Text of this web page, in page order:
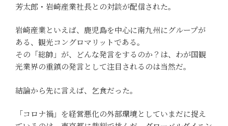
芳太郎・岩崎産業社長との対談が配信された。
岩崎産業といえば、鹿児島を中心に南九州にグループが
ある、観光コングロマリットである。
その「総帥」が、どんな発言をするのか？は、わが国観
光業界の重鎮の発言として注目されるのは当然だ。
結論から先に言えば、乞食だった。
「コロナ禍」を経営悪化の外部環境としていまだに捉え